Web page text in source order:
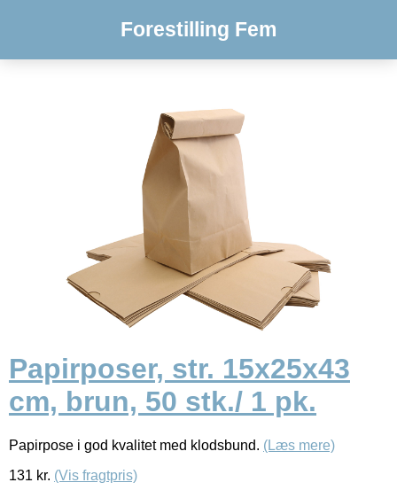
Forestilling Fem
Papirposer, str. 15x25x43
cm, brun, 50 stk./ 1 pk.
Papirpose i god kvalitet med klodsbund. (Læs mere)
131 kr. (Vis fragtpris)